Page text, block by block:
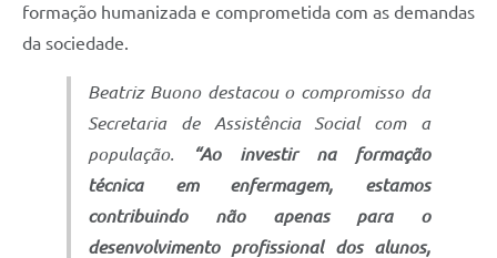
formação humanizada e comprometida com as demandas
da sociedade.
Beatriz Buono destacou o compromisso da
Secretaria de Assistência Social com a
população.
“Ao investir na formação
técnica em enfermagem, estamos
contribuindo não apenas para o
desenvolvimento profissional dos alunos,